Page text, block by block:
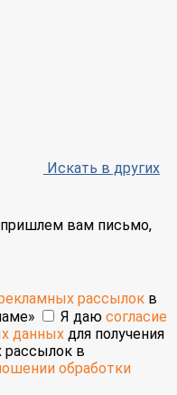
Искать в других
вам письмо,
рассылок в
Я даю согласие
данных для получения
в
обработки